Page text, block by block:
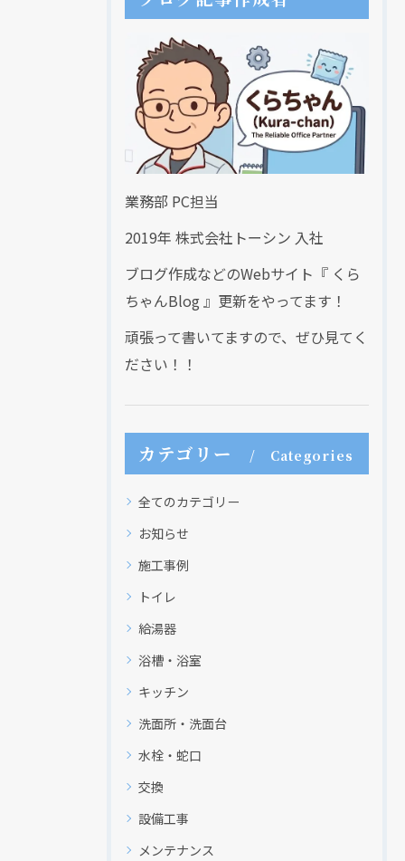
業務部 PC担当
2019年 株式会社トーシン 入社
ブログ作成などのWebサイト『 くら
ちゃんBlog 』更新をやってます！
頑張って書いてますので、ぜひ見てく
ださい！！
カテゴリー Categories
全てのカテゴリー
お知らせ
施工事例
トイレ
給湯器
浴槽・浴室
キッチン
洗面所・洗面台
水栓・蛇口
交換
設備工事
メンテナンス